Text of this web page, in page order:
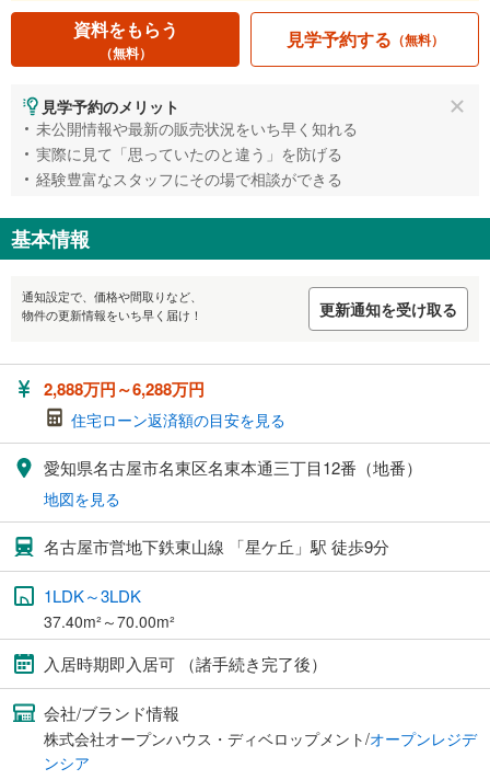
資料をもらう
（無料）
見学予約する （無料）
見学予約のメリット
未公開情報や最新の販売状況をいち早く知れる
実際に見て「思っていたのと違う」を防げる
経験豊富なスタッフにその場で相談ができる
基本情報
通知設定で、価格や間取りなど、
物件の更新情報をいち早く届け！
更新通知を受け取る
2,888万円～6,288万円
住宅ローン返済額の目安を見る
愛知県名古屋市名東区名東本通三丁目12番（地番）
地図を見る
名古屋市営地下鉄東山線 「星ケ丘」駅 徒歩9分
1LDK～3LDK
37.40m²～70.00m²
入居時期即入居可 （諸手続き完了後）
会社/ブランド情報
株式会社オープンハウス・ディベロップメント/オープンレジデ
ンシア